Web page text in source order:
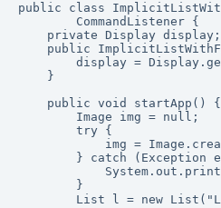
public class
        CommandListener {
    private Display display;
public
display =
    }
    public void startApp() {
        Image img = null;
        try {
img =
} catch (Exception
        }
List l = new